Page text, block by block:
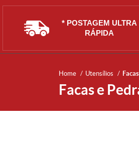
* POSTAGEM ULTRA
RÁPIDA
Home Utensílios
Facas e